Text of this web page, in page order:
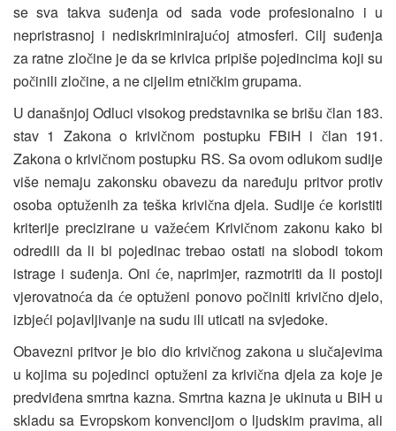
se sva takva suđenja od sada vode profesionalno i u
nepristrasnoj i nediskriminirajućoj atmosferi. Cilj suđenja
za ratne zločine je da se krivica pripiše pojedincima koji su
počinili zločine, a ne cijelim etničkim grupama.
U današnjoj Odluci visokog predstavnika se brišu član 183.
stav 1 Zakona o krivičnom postupku FBiH i član 191.
Zakona o krivičnom postupku RS. Sa ovom odlukom sudije
više nemaju zakonsku obavezu da naređuju pritvor protiv
osoba optuženih za teška krivična djela. Sudijeće koristiti
kriterije precizirane u važećem Krivičnom zakonu kako bi
odredili da li bi pojedinac trebao ostati na slobodi tokom
istrage i suđenja. Oni će, naprimjer, razmotriti da li postoji
vjerovatnoća da će optuženi ponovo počiniti krivično djelo,
izbjeći pojavljivanje na sudu ili uticati na svjedoke.
Obavezni pritvor je bio dio krivičnog zakona u slučajevima
u kojima su pojedinci optuženi za krivična djela za koje je
predviđena smrtna kazna. Smrtna kazna je ukinuta u BiH u
skladu sa Evropskom konvencijom o ljudskim pravima, ali